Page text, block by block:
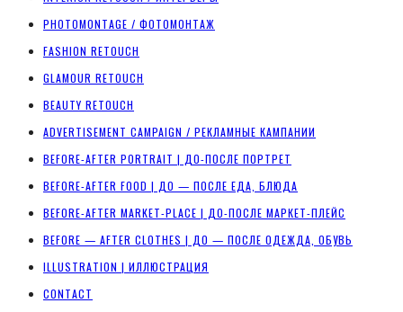
PHOTOMONTAGE / ФОТОМОНТАЖ
FASHION RETOUCH
GLAMOUR RETOUCH
BEAUTY RETOUCH
ADVERTISEMENT CAMPAIGN / РЕКЛАМНЫЕ КАМПАНИИ
BEFORE-AFTER PORTRAIT | ДО-ПОСЛЕ ПОРТРЕТ
BEFORE-AFTER FOOD | ДО — ПОСЛЕ ЕДА, БЛЮДА
BEFORE-AFTER MARKET-PLACE | ДО-ПОСЛЕ МАРКЕТ-ПЛЕЙС
BEFORE — AFTER CLOTHES | ДО — ПОСЛЕ ОДЕЖДА, ОБУВЬ
ILLUSTRATION | ИЛЛЮСТРАЦИЯ
CONTACT